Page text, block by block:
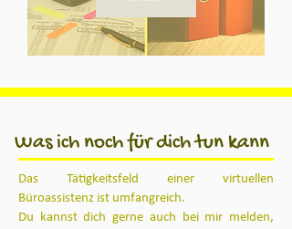
Was ich noch für dich tun kann
Das Tätigkeitsfeld einer virtuellen
Büroassistenz ist umfangreich.
Du kannst dich gerne auch bei mir melden,